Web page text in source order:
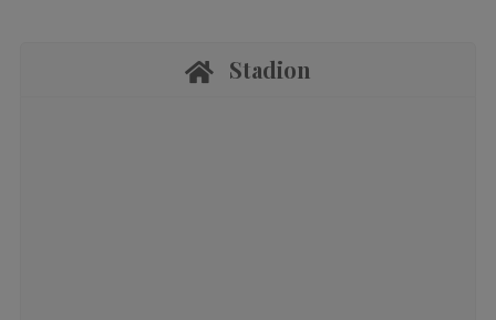
Stadion